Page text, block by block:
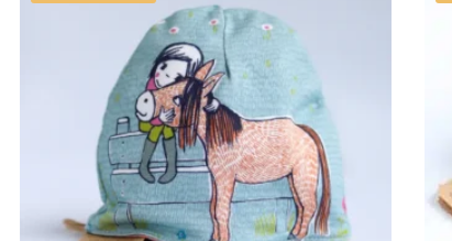
26,00 €.18,20 €.